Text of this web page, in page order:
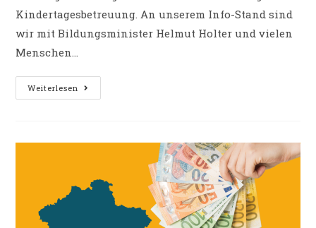
Kindertagesbetreuung. An unserem Info-Stand sind
wir mit Bildungsminister Helmut Holter und vielen
Menschen…
Weiterlesen